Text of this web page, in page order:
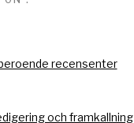
recensenter
och framkallning